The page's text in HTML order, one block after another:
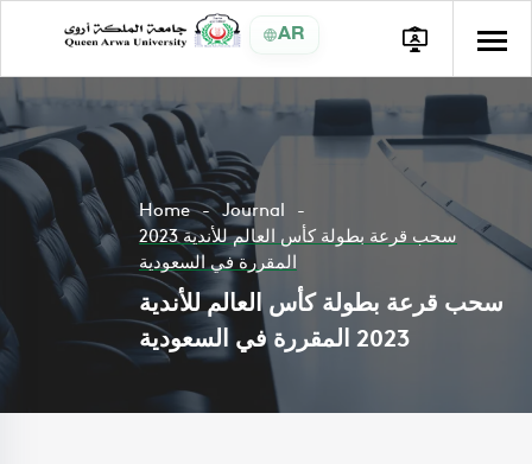
AR
Home
Journal
سحب قرعة بطولة كأس العالم للأندية 2023
المقررة في السعودية
سحب قرعة بطولة كأس العالم للأندية
2023 المقررة في السعودية